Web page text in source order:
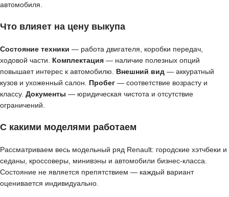
автомобиля.
Что влияет на цену выкупа
Состояние техники — работа двигателя, коробки передач,
ходовой части. Комплектация — наличие полезных опций
повышает интерес к автомобилю. Внешний вид — аккуратный
кузов и ухоженный салон. Пробег — соответствие возрасту и
классу. Документы — юридическая чистота и отсутствие
ограничений.
С какими моделями работаем
Рассматриваем весь модельный ряд Renault: городские хэтчбеки и
седаны, кроссоверы, минивэны и автомобили бизнес-класса.
Состояние не является препятствием — каждый вариант
оценивается индивидуально.